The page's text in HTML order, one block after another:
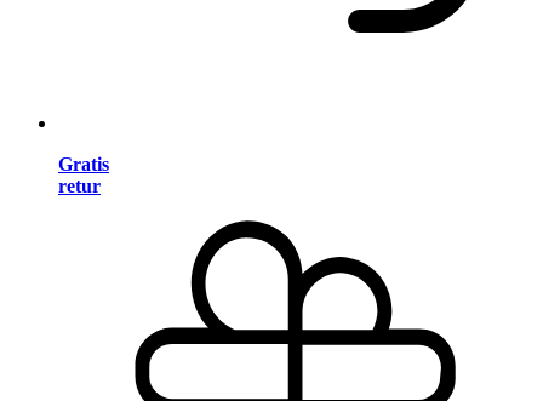
Gratis
retur